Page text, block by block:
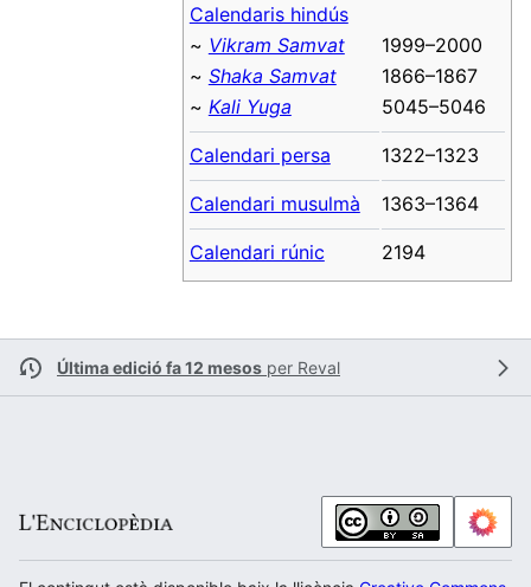
Calendaris hindús
~ Vikram Samvat
~ Shaka Samvat
~ Kali Yuga
1999–2000
1866–1867
5045–5046
Calendari persa 1322–1323
Calendari musulmà 1363–1364
Calendari rúnic 2194
Última edició fa 12 mesos per Reval